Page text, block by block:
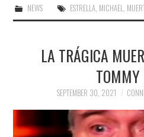
NEWS ESTRELLA, MICHAEL,
LA TRÁGICA
SEPTEMBER 30, 2021